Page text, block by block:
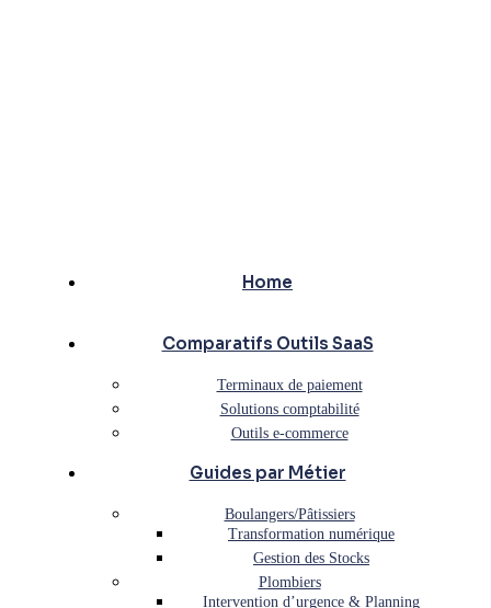
Home
Comparatifs Outils SaaS
Terminaux de paiement
Solutions comptabilité
Outils e-commerce
Guides par Métier
Boulangers/Pâtissiers
Transformation numérique
Gestion des Stocks
Plombiers
Intervention d’urgence & Planning